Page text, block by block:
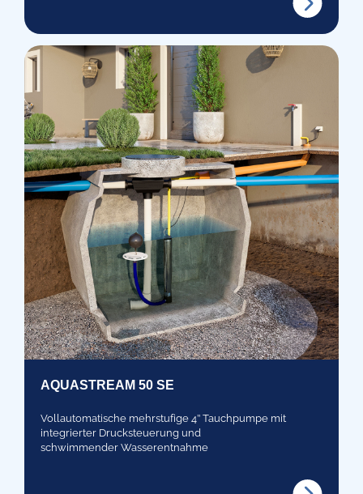
AQUASTREAM 50 SE
Vollautomatische mehrstufige 4’’ Tauchpumpe mit
integrierter Drucksteuerung und
schwimmender Wasserentnahme